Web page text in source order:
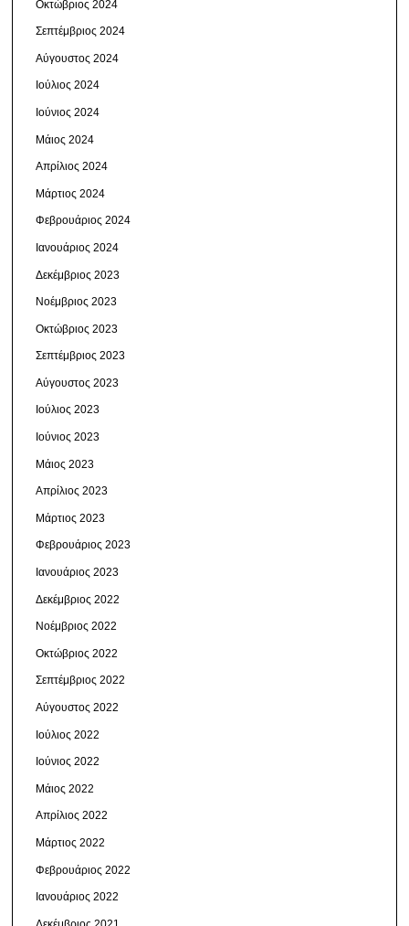
Οκτώβριος 2024
Σεπτέμβριος 2024
Αύγουστος 2024
Ιούλιος 2024
Ιούνιος 2024
Μάιος 2024
Απρίλιος 2024
Μάρτιος 2024
Φεβρουάριος 2024
Ιανουάριος 2024
Δεκέμβριος 2023
Νοέμβριος 2023
Οκτώβριος 2023
Σεπτέμβριος 2023
Αύγουστος 2023
Ιούλιος 2023
Ιούνιος 2023
Μάιος 2023
Απρίλιος 2023
Μάρτιος 2023
Φεβρουάριος 2023
Ιανουάριος 2023
Δεκέμβριος 2022
Νοέμβριος 2022
Οκτώβριος 2022
Σεπτέμβριος 2022
Αύγουστος 2022
Ιούλιος 2022
Ιούνιος 2022
Μάιος 2022
Απρίλιος 2022
Μάρτιος 2022
Φεβρουάριος 2022
Ιανουάριος 2022